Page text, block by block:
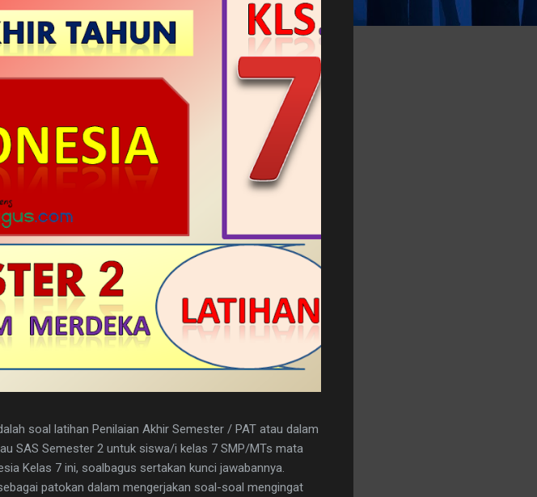
soal latihan Penilaian Akhir Semester / PAT atau dalam
SAS Semester 2 untuk siswa/i kelas 7 SMP/MTs mata
Kelas 7 ini, soalbagus sertakan kunci jawabannya.
patokan dalam mengerjakan soal-soal mengingat